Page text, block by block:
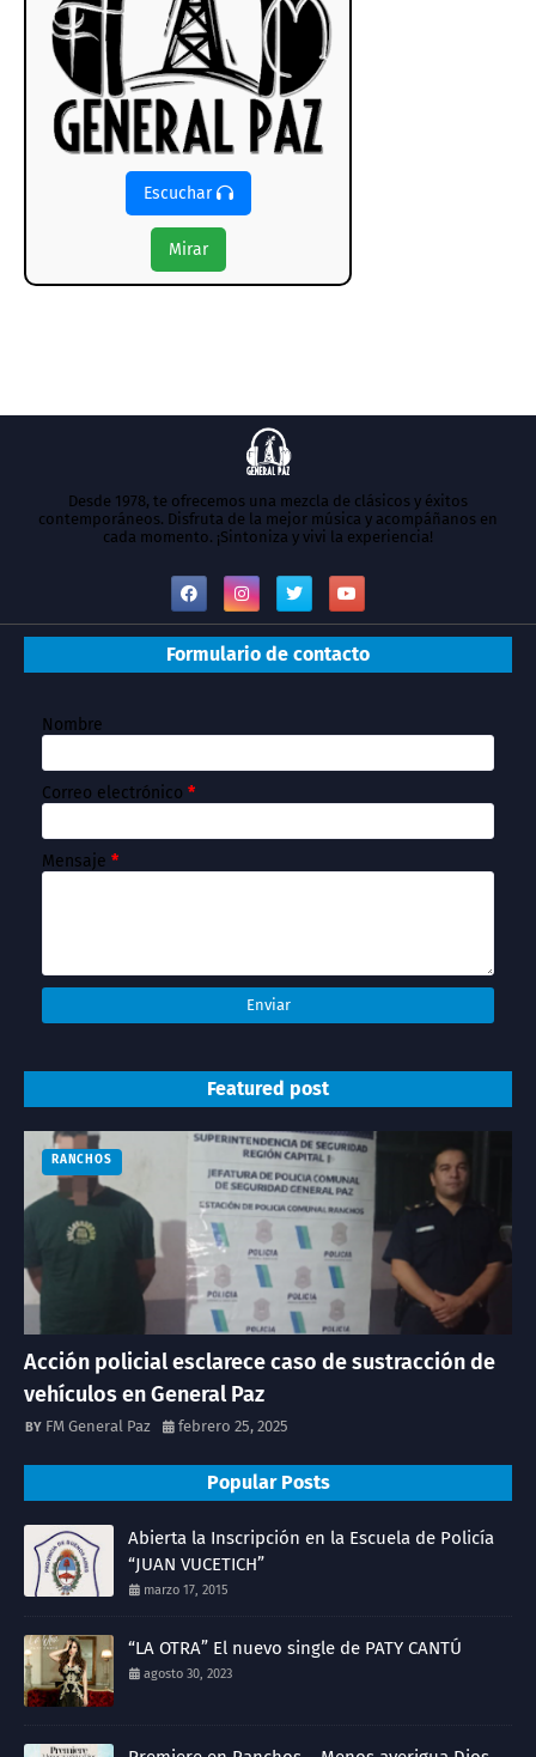
Escuchar
Mirar
Desde 1978, te ofrecemos una mezcla de clásicos y éxitos
contemporáneos. Disfruta de la mejor música y acompáñanos en
cada momento. ¡Sintoniza y vivi la experiencia!
Formulario de contacto
Nombre
Correo electrónico *
Mensaje *
Featured post
RANCHOS
Acción policial esclarece caso de sustracción de
vehículos en General Paz
FM General Paz febrero 25, 2025
Popular Posts
Abierta la Inscripción en la Escuela de Policía
“JUAN VUCETICH”
marzo 17, 2015
“LA OTRA” El nuevo single de PATY CANTÚ
agosto 30, 2023